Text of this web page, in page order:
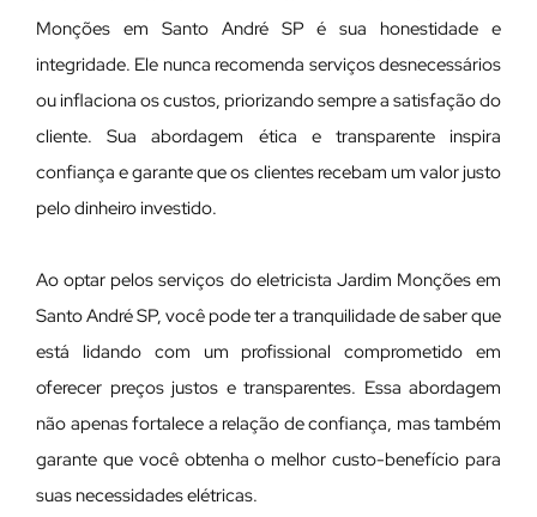
Monções em Santo André SP é sua honestidade e
integridade. Ele nunca recomenda serviços desnecessários
ou inflaciona os custos, priorizando sempre a satisfação do
cliente. Sua abordagem ética e transparente inspira
confiança e garante que os clientes recebam um valor justo
pelo dinheiro investido.
Ao optar pelos serviços do eletricista Jardim Monções em
Santo André SP, você pode ter a tranquilidade de saber que
está lidando com um profissional comprometido em
oferecer preços justos e transparentes. Essa abordagem
não apenas fortalece a relação de confiança, mas também
garante que você obtenha o melhor custo-benefício para
suas necessidades elétricas.